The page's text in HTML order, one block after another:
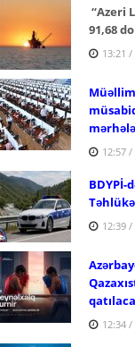
“Azeri
91,68
13:21 /
12:57 /
12:39 /
12:34 /